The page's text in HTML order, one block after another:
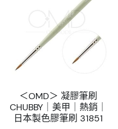
彩色睫毛
睫毛夾子
睫毛周邊
睫毛保養
絕版W型
凝膠機器
修甲磨棒
＜OMD＞ 凝膠筆刷
CHUBBY｜美甲｜熱銷｜
日本製色膠筆刷 31851